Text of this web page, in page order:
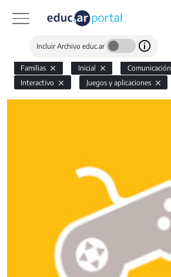
Incluir Archivo educ.ar
Familias Inicial
Comunicación
Interactivo
Juegos y aplicaciones